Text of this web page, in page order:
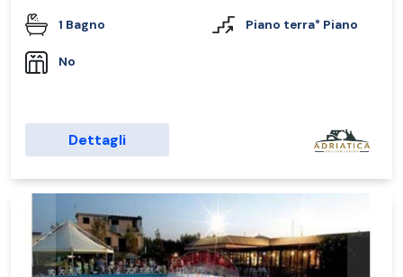
1 Bagno Piano terra° Piano
No
Dettagli